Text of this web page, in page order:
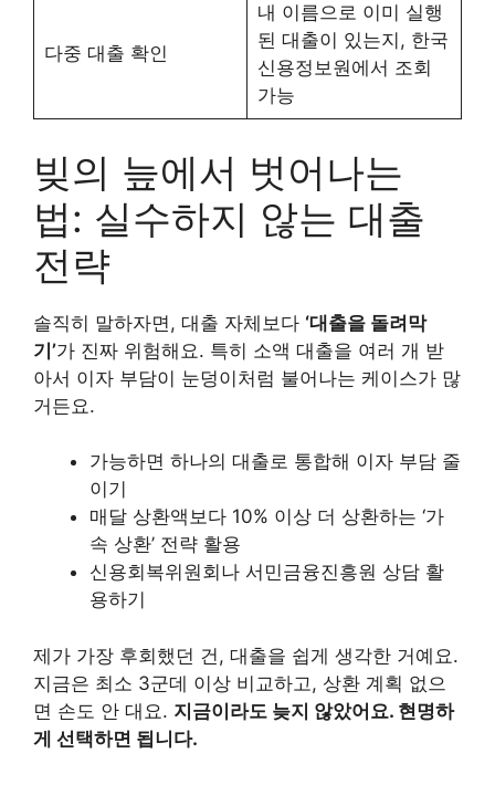
다중 대출 확인
내 이름으로 이미 실행
된 대출이 있는지, 한국
신용정보원에서 조회
가능
빚의 늪에서 벗어나는
법: 실수하지 않는 대출
전략
솔직히 말하자면, 대출 자체보다 ‘대출을 돌려막
기’가 진짜 위험해요. 특히 소액 대출을 여러 개 받
아서 이자 부담이 눈덩이처럼 불어나는 케이스가 많
거든요.
가능하면 하나의 대출로 통합해 이자 부담 줄
이기
매달 상환액보다 10% 이상 더 상환하는 ‘가
속 상환’ 전략 활용
신용회복위원회나 서민금융진흥원 상담 활
용하기
제가 가장 후회했던 건, 대출을 쉽게 생각한 거예요.
지금은 최소 3군데 이상 비교하고, 상환 계획 없으
면 손도 안 대요. 지금이라도 늦지 않았어요. 현명하
게 선택하면 됩니다.